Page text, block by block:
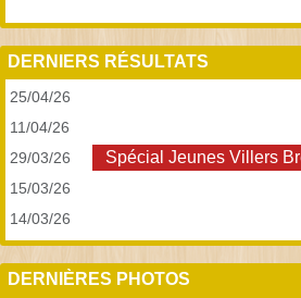
DERNIERS RÉSULTATS
25/04/26
11/04/26
29/03/26
Spécial Jeunes Villers
15/03/26
14/03/26
DERNIÈRES PHOTOS